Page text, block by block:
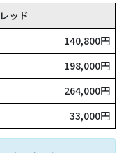
ッド
140,800円
198,000円
264,000円
33,000円